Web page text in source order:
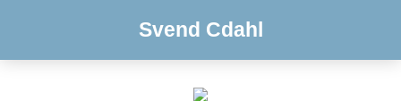
Svend Cdahl